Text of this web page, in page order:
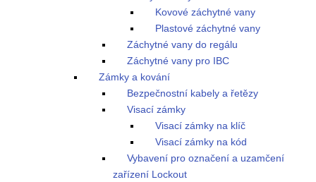
Kovové záchytné vany
Plastové záchytné vany
Záchytné vany do regálu
Záchytné vany pro IBC
Zámky a kování
Bezpečnostní kabely a řetězy
Visací zámky
Visací zámky na klíč
Visací zámky na kód
Vybavení pro označení a uzamčení
zařízení Lockout